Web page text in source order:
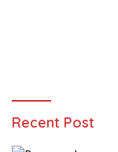
Recent Post